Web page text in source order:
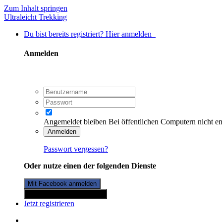
Zum Inhalt springen
Ultraleicht Trekking
Du bist bereits registriert? Hier anmelden
Anmelden
Angemeldet bleiben Bei öffentlichen Computern nicht
Anmelden
Passwort vergessen?
Oder nutze einen der folgenden Dienste
Mit Facebook anmelden
Jetzt registrieren